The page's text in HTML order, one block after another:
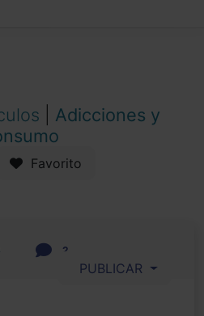
Adicciones y
Favorito
2
PUBLICAR